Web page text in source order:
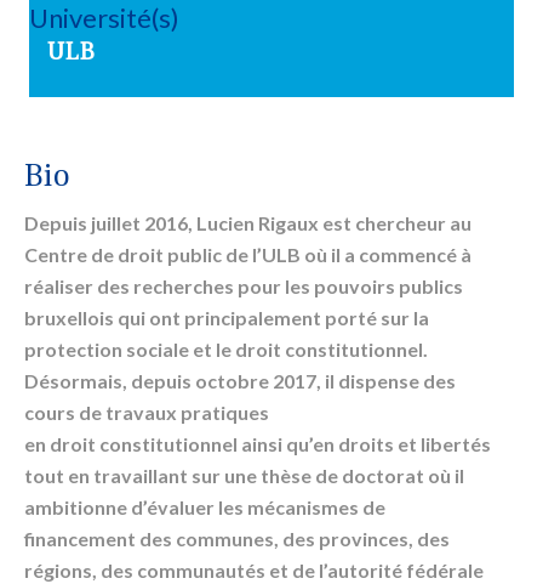
Bio
Depuis juillet 2016, Lucien Rigaux est chercheur au
Centre de droit public de l’ULB où il a commencé à
réaliser des recherches pour les pouvoirs publics
bruxellois qui ont principalement porté sur la
protection sociale et le droit constitutionnel.
Désormais, depuis octobre 2017, il dispense des
cours de travaux pratiques
en droit constitutionnel ainsi qu’en droits et libertés
tout en travaillant sur une thèse de doctorat où il
ambitionne d’évaluer les mécanismes de
financement des communes, des provinces, des
régions, des communautés et de l’autorité fédérale
Université(s)
ULB